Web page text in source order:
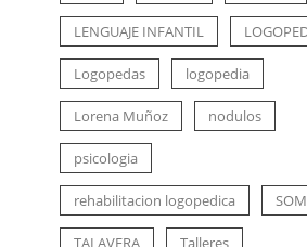
LENGUAJE INFANTIL
Logopedas logopedia
Lorena Muñoz nodulos
psicologia
rehabilitacion logopedica
TALAVERA Talleres